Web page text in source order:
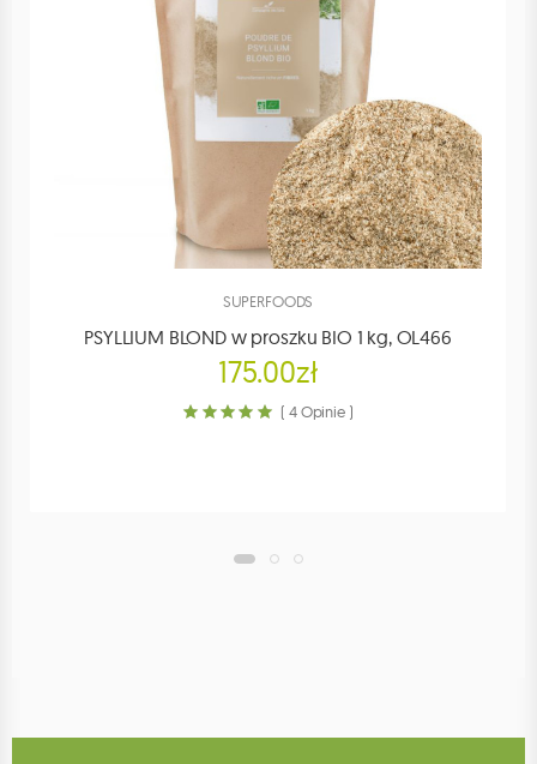
SUPERFOODS
PSYLLIUM BLOND w proszku BIO 1 kg, OL466
175.00zł
( 4 Opinie )